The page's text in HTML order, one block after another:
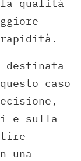
la qualità
destinata
caso
e sulla
una